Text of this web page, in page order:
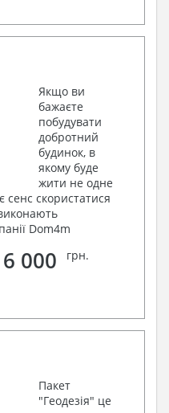
Якщо ви
бажаєте
побудувати
добротний
будинок, в
якому буде
жити не одне
сенс скористатися
Dom4m
6 000 грн.
Пакет
"Геодезія" це